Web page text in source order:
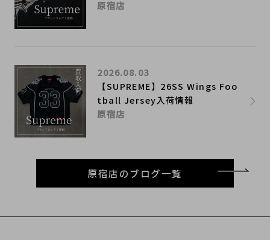
原宿店
【SUPREME】26SS Wings Foo
tball Jersey入荷情報
2026.08.03
原宿店
原宿店のブログ一覧